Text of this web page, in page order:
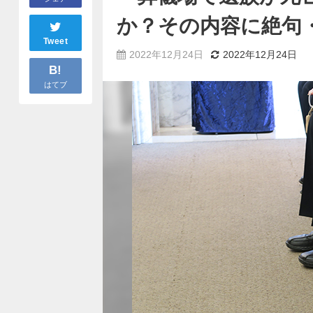
Tweet
B!
はてブ
か？その内容に絶句
2022年12月24日 2022年12月24日